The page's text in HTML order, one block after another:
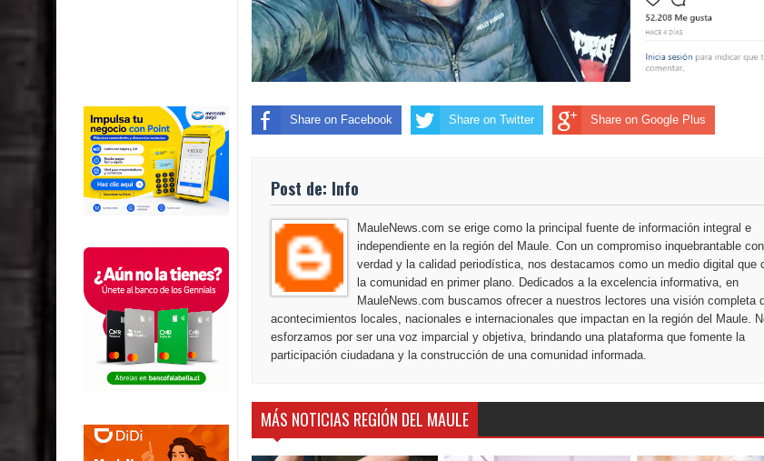
Share on Facebook Share on Twitter Share on Google Plus
Post de: Info
MauleNews.com se erige como la principal fuente de información integral e
independiente en la región del Maule. Con un compromiso inquebrantable
verdad y la calidad periodística, nos destacamos como un medio digital que
la comunidad en primer plano. Dedicados a la excelencia informativa, en
MauleNews.com buscamos ofrecer a nuestros lectores una visión completa
acontecimientos locales, nacionales e internacionales que impactan en la región del Maule.
esforzamos por ser una voz imparcial y objetiva, brindando una plataforma que fomente la
participación ciudadana y la construcción de una comunidad informada.
MÁS NOTICIAS REGIÓN DEL MAULE